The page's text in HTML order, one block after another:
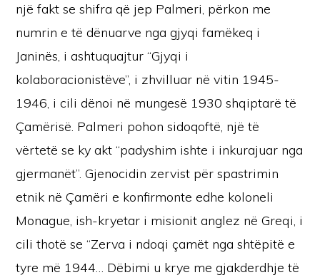
një fakt se shifra që jep Palmeri, përkon me
numrin e të dënuarve nga gjyqi famëkeq i
Janinës, i ashtuquajtur “Gjyqi i
kolaboracionistëve”, i zhvilluar në vitin 1945-
1946, i cili dënoi në mungesë 1930 shqiptarë të
Çamërisë. Palmeri pohon sidoqoftë, një të
vërtetë se ky akt “padyshim ishte i inkurajuar nga
gjermanët”. Gjenocidin zervist për spastrimin
etnik në Çamëri e konfirmonte edhe koloneli
Monague, ish-kryetar i misionit anglez në Greqi, i
cili thotë se “Zerva i ndoqi çamët nga shtëpitë e
tyre më 1944… Dëbimi u krye me gjakderdhje të